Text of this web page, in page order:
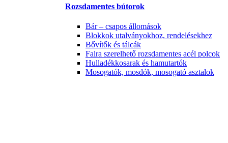
Rozsdamentes bútorok
Bár – csapos állomások
Blokkok utalványokhoz, rendelésekhez
Bővítők és tálcák
Falra szerelhető rozsdamentes acél polcok
Hulladékkosarak és hamutartók
Mosogatók, mosdók, mosogató asztalok